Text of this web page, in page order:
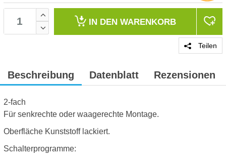
IN DEN WARENKORB
Teilen
Beschreibung Datenblatt Rezensionen
2-fach
Für senkrechte oder waagerechte Montage.
Oberfläche Kunststoff lackiert.
Schalterprogramme: